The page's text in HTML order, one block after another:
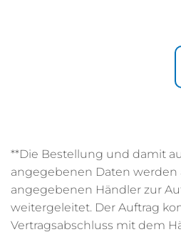
**Die Bestellung und damit
angegebenen Daten werden
angegebenen Händler zur
weitergeleitet. Der Auftrag
Vertragsabschluss mit dem